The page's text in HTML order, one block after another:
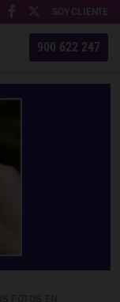
SOY CLIENTE
900 622 247